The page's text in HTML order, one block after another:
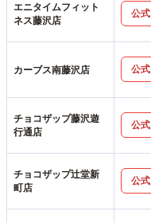
エニタイムフィット
ネス藤沢店
公式
カーブス南藤沢店 公式
チョコザップ藤沢遊
行通店
公式
チョコザップ辻堂新
町店
公式